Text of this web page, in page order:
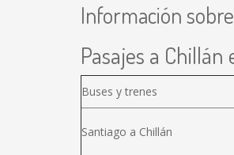
Información
Pasajes a
Buses y trenes
Santiago a Chillán